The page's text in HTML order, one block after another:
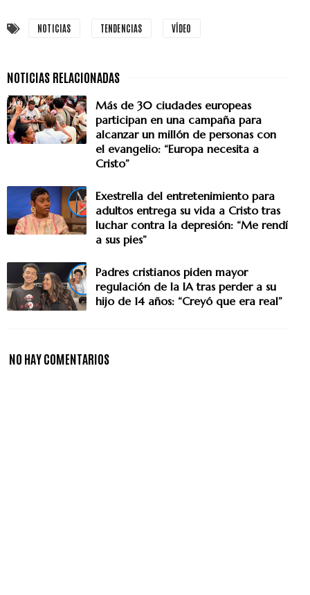
NOTICIAS TENDENCIAS VÍDEO
Más de 30 ciudades europeas
participan en una campaña para
alcanzar un millón de personas con
el evangelio: “Europa necesita a
Cristo”
Exestrella del entretenimiento para
adultos entrega su vida a Cristo tras
luchar contra la depresión: “Me rendí
a sus pies”
Padres cristianos piden mayor
regulación de la IA tras perder a su
hijo de 14 años: “Creyó que era real”
NO HAY COMENTARIOS